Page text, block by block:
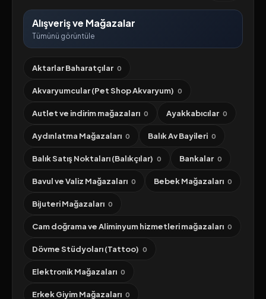
Alışveriş ve Mağazalar
Tümünü görüntüle
Aktarlar Baharatçılar 0
Akvaryumcular (Pet Shop Akvaryum) 0
Autlet ve indirim mağazaları 0 Ayakkabıcılar 0
Aydınlatma Mağazaları 0 Balık Av Bayileri 0
Balık Satış Noktaları (Balıkçılar) 0 Bankalar 0
Bavul ve Valiz Mağazaları 0 Bebek Mağazaları 0
Bijuteri Mağazaları 0
Cam doğrama ve Aliminyum hizmetleri mağazaları 0
Dövme Stüdyoları (Tattoo) 0
Elektronik Mağazaları 0
Erkek Giyim Mağazaları 0